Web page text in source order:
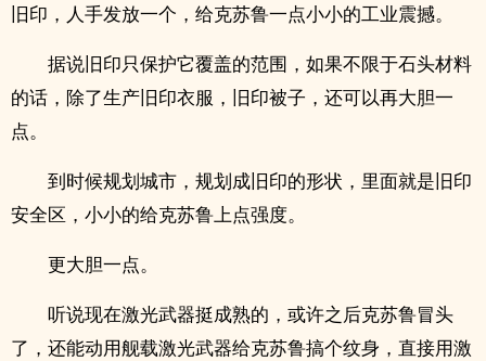
旧印，人手发放一个，给克苏鲁一点小小的工业震撼。
据说旧印只保护它覆盖的范围，如果不限于石头材料
的话，除了生产旧印衣服，旧印被子，还可以再大胆一
点。
到时候规划城市，规划成旧印的形状，里面就是旧印
安全区，小小的给克苏鲁上点强度。
更大胆一点。
听说现在激光武器挺成熟的，或许之后克苏鲁冒头
了，还能动用舰载激光武器给克苏鲁搞个纹身，直接用激